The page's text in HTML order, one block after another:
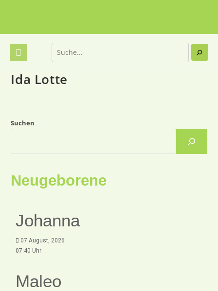
Ida Lotte
Suchen
Neugeborene
Johanna
07 August, 2026
07:40 Uhr
Maleo